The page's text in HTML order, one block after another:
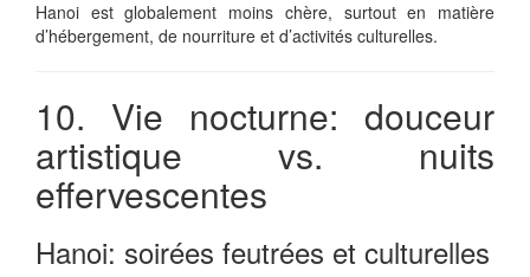
Hanoi est globalement moins chère, surtout en matière
d’hébergement, de nourriture et d’activités culturelles.
10. Vie nocturne: douceur
artistique vs. nuits
effervescentes
Hanoi: soirées feutrées et culturelles